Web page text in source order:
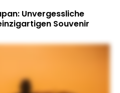
Unvergessliche
Souvenir